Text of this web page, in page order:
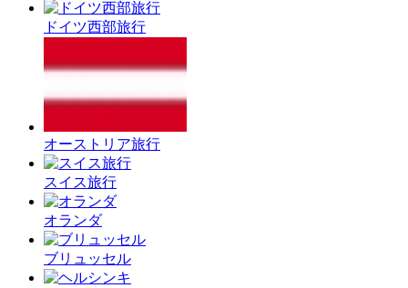
ドイツ西部旅行
オーストリア旅行
スイス旅行
オランダ
ブリュッセル